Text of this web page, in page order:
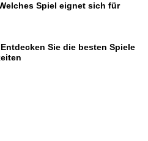
Spiel eignet sich für
Sie die besten Spiele